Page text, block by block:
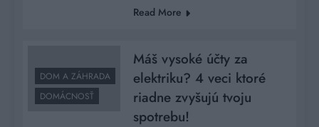
Read More
DOM A ZÁHRADA
DOMÁCNOSŤ
Máš vysoké účty za
elektriku? 4 veci ktoré
riadne zvyšujú tvoju
spotrebu!